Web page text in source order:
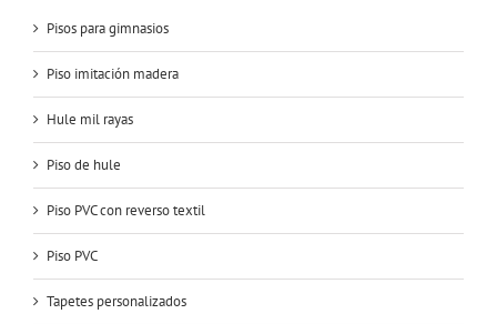
Pisos para gimnasios
Piso imitación madera
Hule mil rayas
Piso de hule
Piso PVC con reverso textil
Piso PVC
Tapetes personalizados